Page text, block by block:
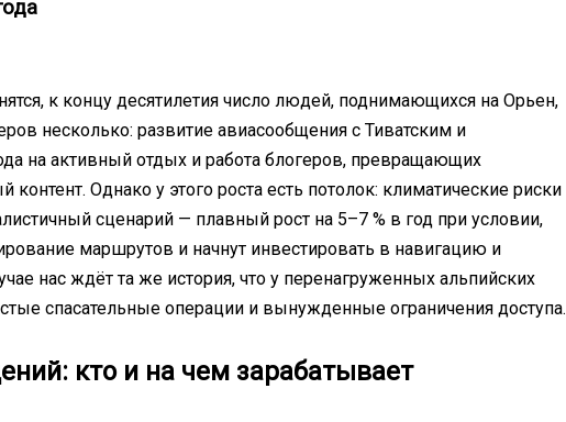
к концу десятилетия число людей, поднимающихся на Орьен,
несколько: развитие авиасообщения с Тиватским и
на активный отдых и работа блогеров, превращающих
Однако у этого роста есть потолок: климатические риски
сценарий — плавный рост на 5–7 % в год при условии,
маршрутов и начнут инвестировать в навигацию и
нас ждёт та же история, что у перенагруженных альпийских
спасательные операции и вынужденные ограничения доступа.
кто и на чем зарабатывает